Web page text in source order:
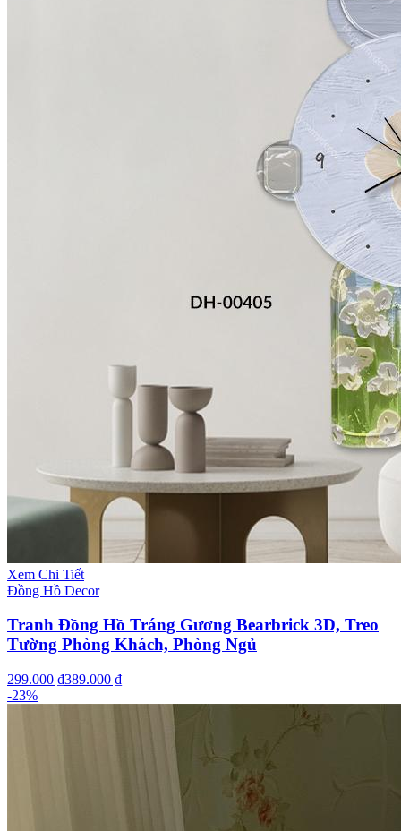
Xem Chi Tiết
Đồng Hồ Decor
Tranh Đồng Hồ Tráng Gương Bearbrick 3D, Treo
Tường Phòng Khách, Phòng Ngủ
299.000 ₫389.000 ₫
-23%